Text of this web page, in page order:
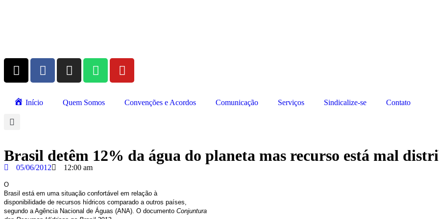
Início Quem Somos Convenções e Acordos Comunicação Serviços Sindicalize-se Contato
Brasil detêm 12% da água do planeta mas recurso está mal
05/06/2012 12:00 am
O
Brasil está em uma situação confortável em relação à
disponibilidade de recursos hídricos comparado a outros países,
segundo a Agência Nacional de Águas (ANA). O documento Conjuntura